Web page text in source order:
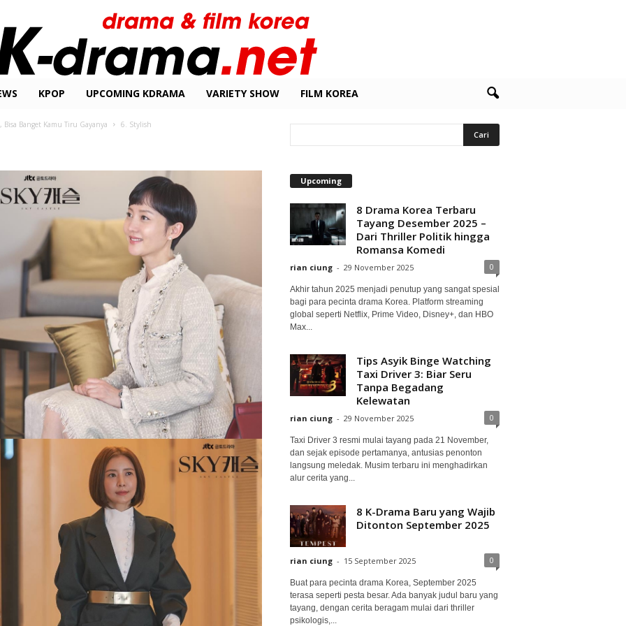
KPOP UPCOMING KDRAMA VARIETY SHOW FILM KOREA
Banget Kamu Tiru Gayanya 6. Stylish
Upcoming
8 Drama Korea Terbaru
Tayang Desember 2025 –
Dari Thriller Politik hingga
Romansa Komedi
rian ciung - 29 November 2025 0
Akhir tahun 2025 menjadi penutup yang sangat spesial
bagi para pecinta drama Korea. Platform streaming
global seperti Netflix, Prime Video, Disney+, dan HBO
Max...
Tips Asyik Binge Watching
Taxi Driver 3: Biar Seru
Tanpa Begadang
Kelewatan
rian ciung - 29 November 2025 0
Taxi Driver 3 resmi mulai tayang pada 21 November,
dan sejak episode pertamanya, antusias penonton
langsung meledak. Musim terbaru ini menghadirkan
alur cerita yang...
8 K-Drama Baru yang Wajib
Ditonton September 2025
rian ciung - 15 September 2025 0
Buat para pecinta drama Korea, September 2025
terasa seperti pesta besar. Ada banyak judul baru yang
tayang, dengan cerita beragam mulai dari thriller
psikologis,...